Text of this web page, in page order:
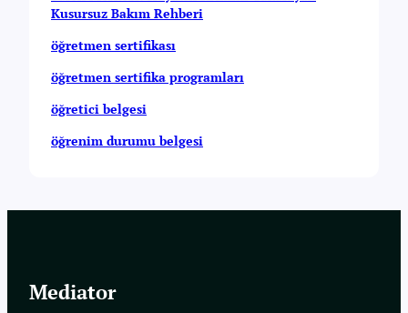
Kusursuz Bakım Rehberi
öğretmen sertifikası
öğretmen sertifika programları
öğretici belgesi
öğrenim durumu belgesi
Mediator